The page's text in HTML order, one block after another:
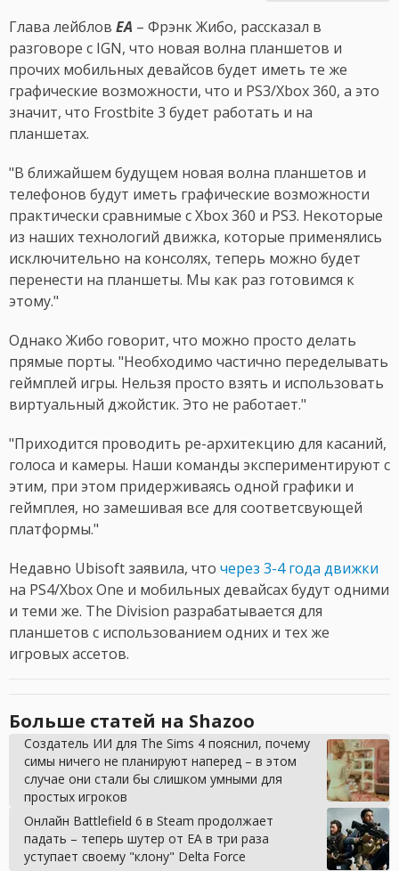
Глава лейблов EA – Фрэнк Жибо, рассказал в
разговоре с IGN, что новая волна планшетов и
прочих мобильных девайсов будет иметь те же
графические возможности, что и PS3/Xbox 360, а это
значит, что Frostbite 3 будет работать и на
планшетах.
"В ближайшем будущем новая волна планшетов и
телефонов будут иметь графические возможности
практически сравнимые с Xbox 360 и PS3. Некоторые
из наших технологий движка, которые применялись
исключительно на консолях, теперь можно будет
перенести на планшеты. Мы как раз готовимся к
этому."
Однако Жибо говорит, что можно просто делать
прямые порты. "Необходимо частично переделывать
геймплей игры. Нельзя просто взять и использовать
виртуальный джойстик. Это не работает."
"Приходится проводить ре-архитекцию для касаний,
голоса и камеры. Наши команды экспериментируют с
этим, при этом придерживаясь одной графики и
геймплея, но замешивая все для соответсвующей
платформы."
Недавно Ubisoft заявила, что через 3-4 года движки
на PS4/Xbox One и мобильных девайсах будут одними
и теми же. The Division разрабатывается для
планшетов с использованием одних и тех же
игровых ассетов.
Больше статей на Shazoo
Создатель ИИ для The Sims 4 пояснил, почему
симы ничего не планируют наперед – в этом
случае они стали бы слишком умными для
простых игроков
Онлайн Battlefield 6 в Steam продолжает
падать – теперь шутер от EA в три раза
уступает своему "клону" Delta Force